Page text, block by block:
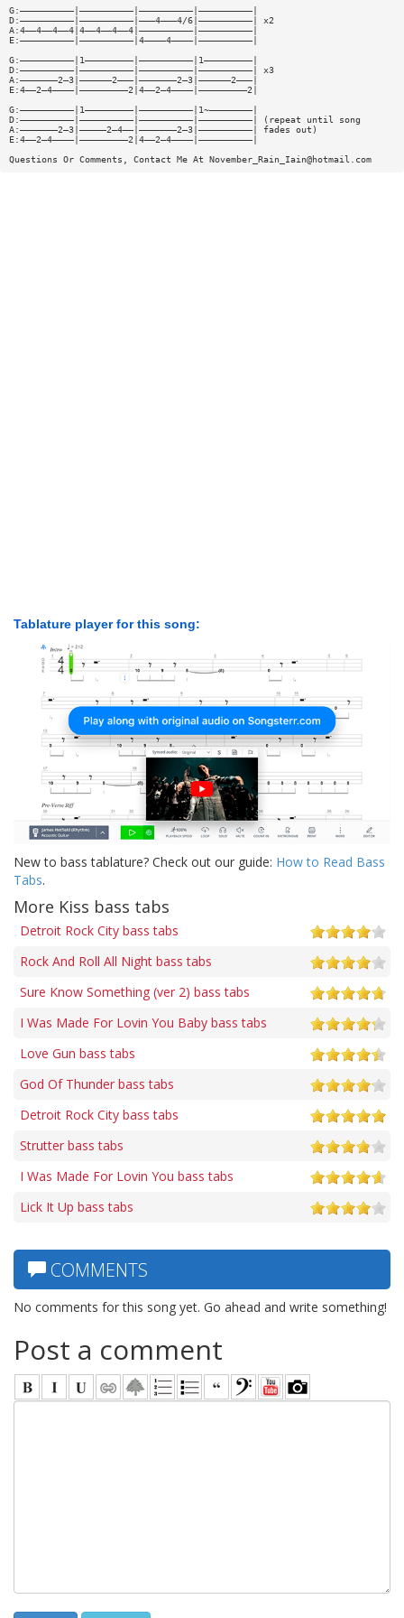
G:——————————|——————————|——————————|——————————|
D:——————————|——————————|———4———4/6|——————————| x2
A:4——4——4——4|4——4——4——4|——————————|——————————|
E:——————————|——————————|4————4————|——————————|
G:——————————|1—————————|——————————|1—————————|
D:——————————|——————————|——————————|——————————| x3
A:———————2—3|——————2———|———————2—3|——————2———|
E:4——2—4————|—————————2|4——2—4————|—————————2|
G:——————————|1—————————|——————————|1~————————|
D:——————————|——————————|——————————|——————————| (repeat until song
A:———————2—3|—————2—4——|———————2—3|——————————| fades out)
E:4——2—4————|—————————2|4——2—4————|——————————|
Questions Or Comments, Contact Me At November_Rain_Iain@hotmail.com
Tablature player for this song:
New to bass tablature? Check out our guide: How to Read Bass
Tabs.
More Kiss bass tabs
Detroit Rock City bass tabs
Rock And Roll All Night bass tabs
Sure Know Something (ver 2) bass tabs
I Was Made For Lovin You Baby bass tabs
Love Gun bass tabs
God Of Thunder bass tabs
Detroit Rock City bass tabs
Strutter bass tabs
I Was Made For Lovin You bass tabs
Lick It Up bass tabs
COMMENTS
No comments for this song yet. Go ahead and write something!
Post a comment